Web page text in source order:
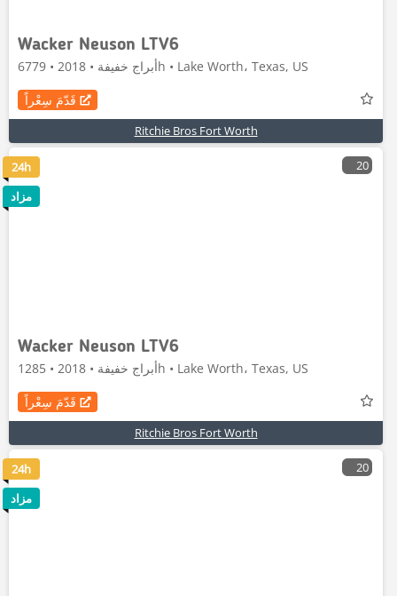
Wacker Neuson LTV6
أبراج خفيفة • 2018 • 6779h • Lake Worth، Texas, US
قَدّمَ سِعْراً
Ritchie Bros Fort Worth
20
Wacker Neuson LTV6
أبراج خفيفة • 2018 • 1285h • Lake Worth، Texas, US
قَدّمَ سِعْراً
Ritchie Bros Fort Worth
24h
مزاد
20
24h
مزاد